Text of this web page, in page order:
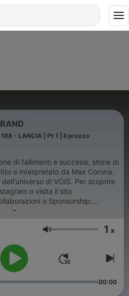
188 - LANCIA | Pt 1 | Il prezzo
di fallimenti e successi, storie di
e interpretato da Max Corona.
di VOIS. Per scoprire
o visita il sito
o Sponsorship:
Lydstyrke 1 x
00:00